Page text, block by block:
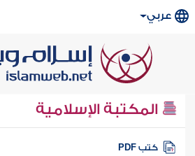
عربي
المكتبة الإسلامية